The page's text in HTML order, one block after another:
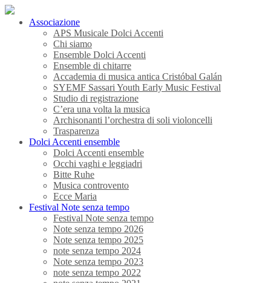
Associazione
APS Musicale Dolci Accenti
Chi siamo
Ensemble Dolci Accenti
Ensemble di chitarre
Accademia di musica antica Cristóbal Galán
SYEMF Sassari Youth Early Music Festival
Studio di registrazione
C’era una volta la musica
Archisonanti l’orchestra di soli violoncelli
Trasparenza
Dolci Accenti ensemble
Dolci Accenti ensemble
Occhi vaghi e leggiadri
Bitte Ruhe
Musica controvento
Ecce Maria
Festival Note senza tempo
Festival Note senza tempo
Note senza tempo 2026
Note senza tempo 2025
note senza tempo 2024
Note senza tempo 2023
note senza tempo 2022